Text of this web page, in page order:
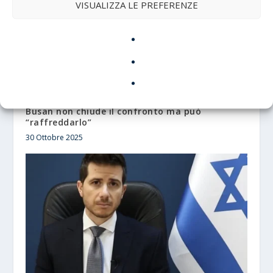
VISUALIZZA LE PREFERENZE
Busan non chiude il confronto ma può
“raffreddarlo”
30 Ottobre 2025